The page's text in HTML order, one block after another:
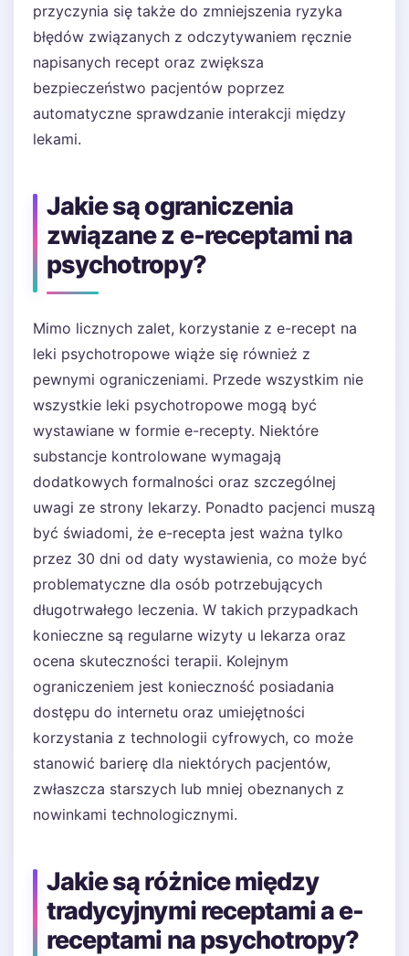
przyczynia się także do zmniejszenia ryzyka
błędów związanych z odczytywaniem ręcznie
napisanych recept oraz zwiększa
bezpieczeństwo pacjentów poprzez
automatyczne sprawdzanie interakcji między
lekami.
Jakie są ograniczenia
związane z e-receptami na
psychotropy?
Mimo licznych zalet, korzystanie z e-recept na
leki psychotropowe wiąże się również z
pewnymi ograniczeniami. Przede wszystkim nie
wszystkie leki psychotropowe mogą być
wystawiane w formie e-recepty. Niektóre
substancje kontrolowane wymagają
dodatkowych formalności oraz szczególnej
uwagi ze strony lekarzy. Ponadto pacjenci muszą
być świadomi, że e-recepta jest ważna tylko
przez 30 dni od daty wystawienia, co może być
problematyczne dla osób potrzebujących
długotrwałego leczenia. W takich przypadkach
konieczne są regularne wizyty u lekarza oraz
ocena skuteczności terapii. Kolejnym
ograniczeniem jest konieczność posiadania
dostępu do internetu oraz umiejętności
korzystania z technologii cyfrowych, co może
stanowić barierę dla niektórych pacjentów,
zwłaszcza starszych lub mniej obeznanych z
nowinkami technologicznymi.
Jakie są różnice między
tradycyjnymi receptami a e-
receptami na psychotropy?